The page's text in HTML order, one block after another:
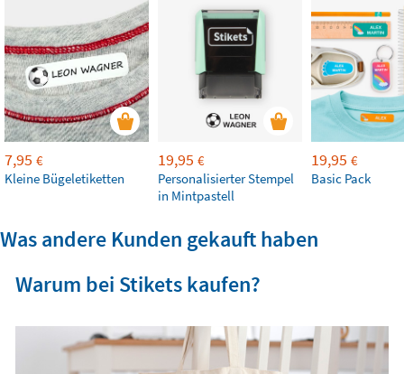
7,95 €
Kleine Bügeletiketten
19,95 €
Personalisierter Stempel
in Mintpastell
19,95 €
Basic Pack
Was andere Kunden gekauft haben
Warum bei Stikets kaufen?